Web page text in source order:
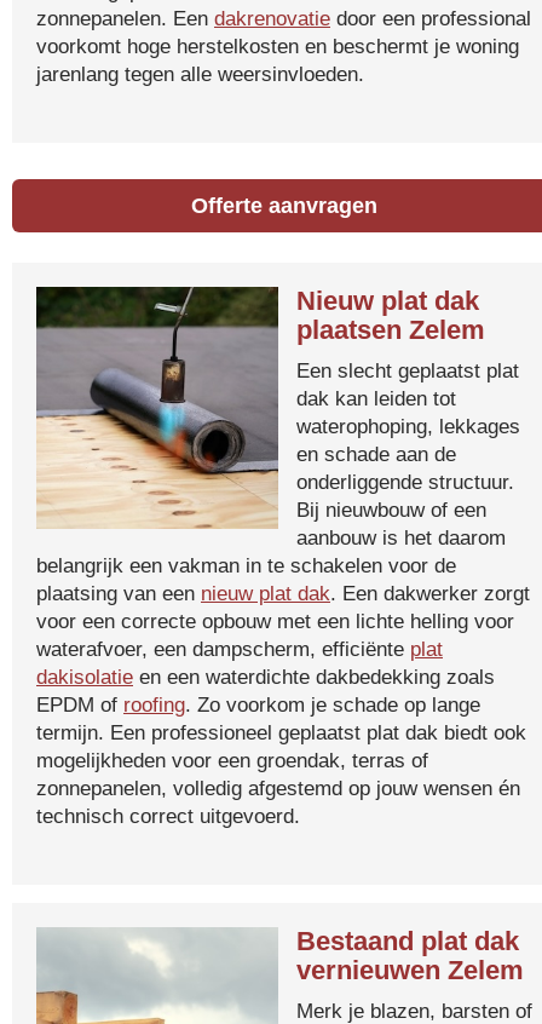
zonnepanelen. Een dakrenovatie door een professional
voorkomt hoge herstelkosten en beschermt je woning
jarenlang tegen alle weersinvloeden.
Offerte aanvragen
Nieuw plat dak
plaatsen Zelem
Een slecht geplaatst plat
dak kan leiden tot
waterophoping, lekkages
en schade aan de
onderliggende structuur.
Bij nieuwbouw of een
aanbouw is het daarom
belangrijk een vakman in te schakelen voor de
plaatsing van een nieuw plat dak. Een dakwerker zorgt
voor een correcte opbouw met een lichte helling voor
waterafvoer, een dampscherm, efficiënte plat
dakisolatie en een waterdichte dakbedekking zoals
EPDM of roofing. Zo voorkom je schade op lange
termijn. Een professioneel geplaatst plat dak biedt ook
mogelijkheden voor een groendak, terras of
zonnepanelen, volledig afgestemd op jouw wensen én
technisch correct uitgevoerd.
Bestaand plat dak
vernieuwen Zelem
Merk je blazen, barsten of